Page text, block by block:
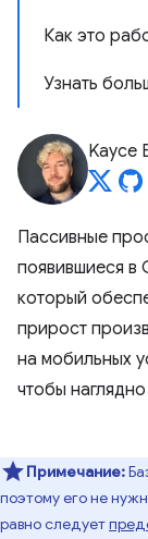
Как это
Узнать
Kayce
Пассивные
появившиеся в
который
прирост
на мобильных
чтобы
Примечание:
поэтому его не
равно следует